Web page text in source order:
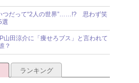
つだって“2人の世界”……!? 思わず笑
選
山田涼介に「痩せろブス」と言われて
？
ランキング